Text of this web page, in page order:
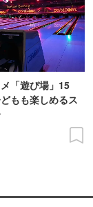
「遊び場」15
もも楽しめるス